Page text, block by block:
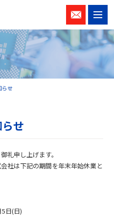
お問い
合わせ
らせ
せ
礼申し上げます。
社は下記の期間を年末年始休業と
日(日)